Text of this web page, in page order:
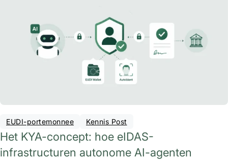
EUDI-portemonnee Kennis Post
Het KYA-concept: hoe eIDAS-
infrastructuren autonome AI-agenten